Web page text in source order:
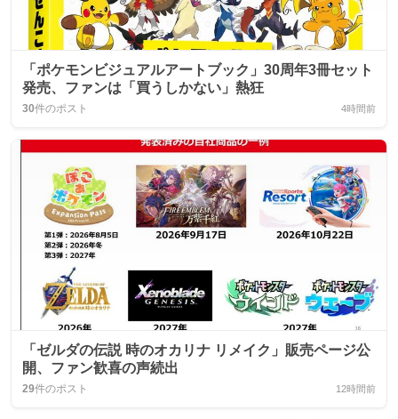
「ポケモンビジュアルアートブック」30周年3冊セット
発売、ファンは「買うしかない」熱狂
30件のポスト 4時間前
「ゼルダの伝説 時のオカリナ リメイク」販売ページ公
開、ファン歓喜の声続出
29件のポスト 12時間前